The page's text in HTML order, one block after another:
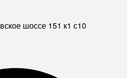
шоссе 151 к1 с10